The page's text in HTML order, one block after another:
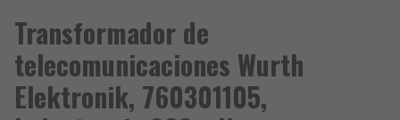
Transformador de
telecomunicaciones Wurth
Elektronik, 760301105,